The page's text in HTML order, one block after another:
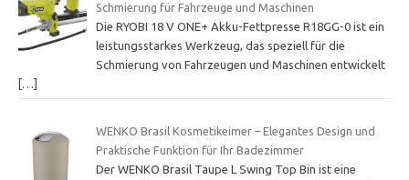
Schmierung für Fahrzeuge und Maschinen
Die RYOBI 18 V ONE+ Akku-Fettpresse R18GG-0 ist ein
leistungsstarkes Werkzeug, das speziell für die
Schmierung von Fahrzeugen und Maschinen entwickelt
[…]
WENKO Brasil Kosmetikeimer – Elegantes Design und
Praktische Funktion für Ihr Badezimmer
Der WENKO Brasil Taupe L Swing Top Bin ist eine